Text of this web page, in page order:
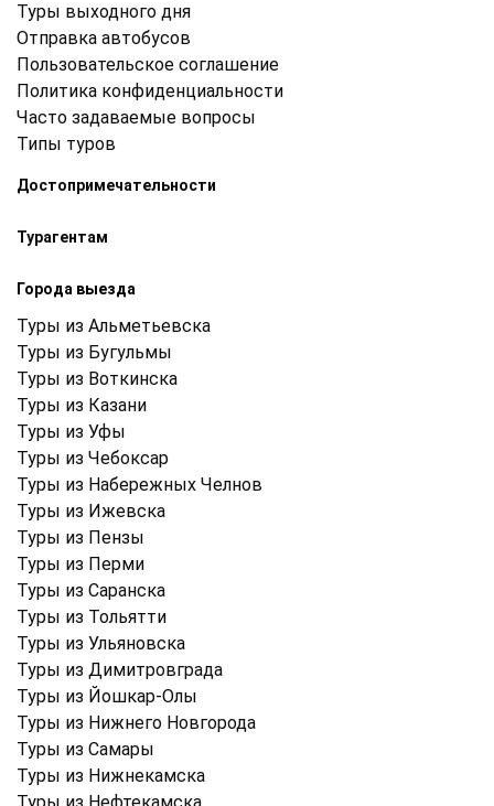
Туры выходного дня
Отправка автобусов
Пользовательское соглашение
Политика конфиденциальности
Часто задаваемые вопросы
Типы туров
Достопримечательности
Турагентам
Города выезда
Туры из Альметьевска
Туры из Бугульмы
Туры из Воткинска
Туры из Казани
Туры из Уфы
Туры из Чебоксар
Туры из Набережных Челнов
Туры из Ижевска
Туры из Пензы
Туры из Перми
Туры из Саранска
Туры из Тольятти
Туры из Ульяновска
Туры из Димитровграда
Туры из Йошкар-Олы
Туры из Нижнего Новгорода
Туры из Самары
Туры из Нижнекамска